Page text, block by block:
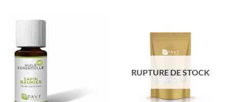
RUPTURE DE STOCK